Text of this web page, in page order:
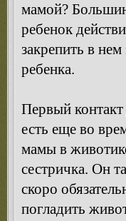
мамой?
ребенок
закрепить в
ребенка.
Первый контакт
есть еще во
мамы в
сестричка. Он
скоро
погладить